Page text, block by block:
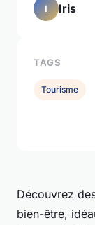
Découvrez
bien-être,
I Iris
TAGS
Tourisme